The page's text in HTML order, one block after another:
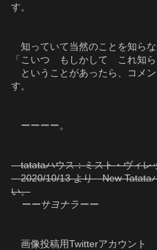
す。
知っていて当然のことを知らな
「こいつ　もしかして　これ知
ということがあったら、コメ
す。
ーーーー。
tatataハウス：ミスト・ヴィレ
2020/10/13 より　New Tatata
い。
ーーサヨナラーー
画像投稿用Twitterアカウント